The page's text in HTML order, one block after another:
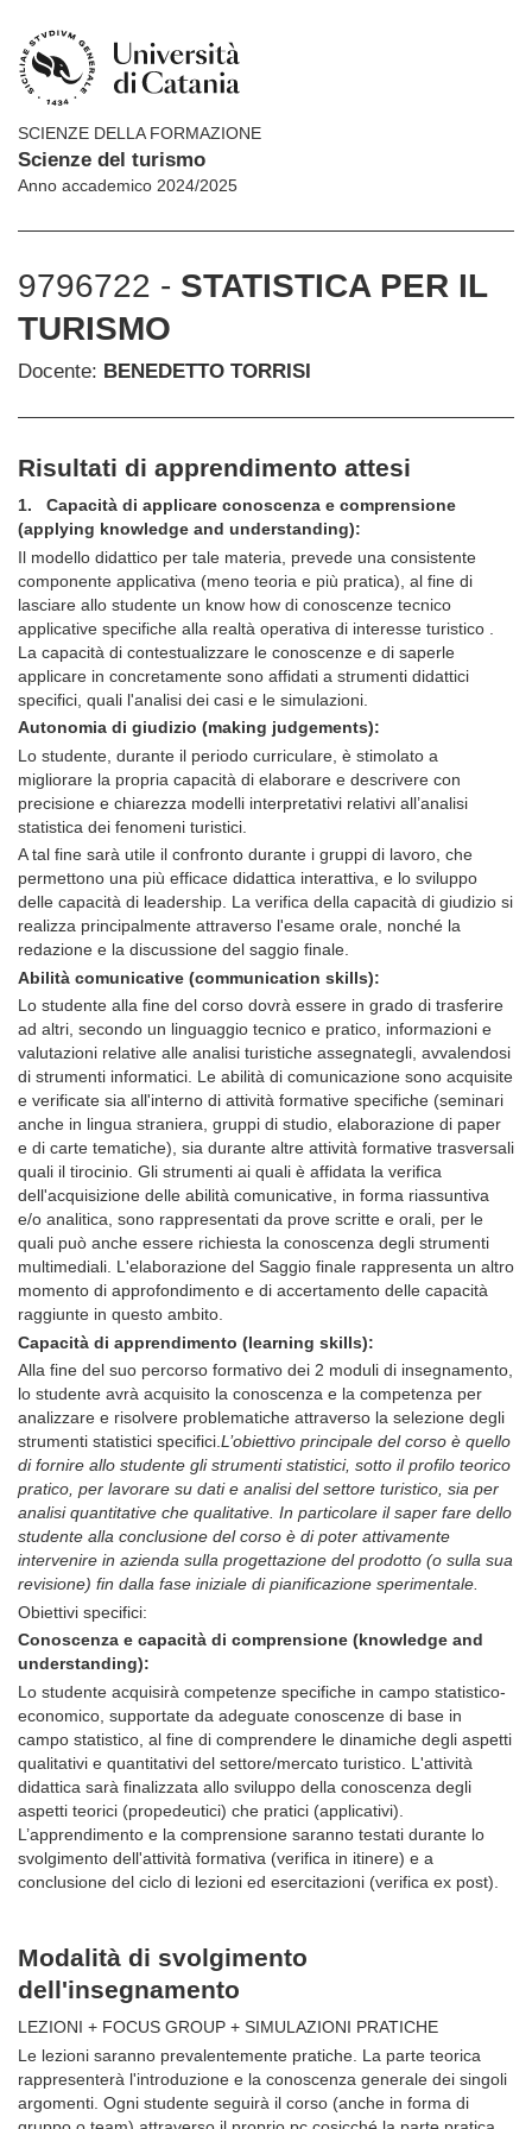
SCIENZE DELLA FORMAZIONE
Scienze del turismo
Anno accademico 2024/2025
9796722 - STATISTICA PER IL
TURISMO
Docente: BENEDETTO TORRISI
Risultati di apprendimento attesi
1. Capacità di applicare conoscenza e comprensione
(applying knowledge and understanding):
Il modello didattico per tale materia, prevede una consistente
componente applicativa (meno teoria e più pratica), al fine di
lasciare allo studente un know how di conoscenze tecnico
applicative specifiche alla realtà operativa di interesse turistico .
La capacità di contestualizzare le conoscenze e di saperle
applicare in concretamente sono affidati a strumenti didattici
specifici, quali l'analisi dei casi e le simulazioni.
Autonomia di giudizio (making judgements):
Lo studente, durante il periodo curriculare, è stimolato a
migliorare la propria capacità di elaborare e descrivere con
precisione e chiarezza modelli interpretativi relativi all’analisi
statistica dei fenomeni turistici.
A tal fine sarà utile il confronto durante i gruppi di lavoro, che
permettono una più efficace didattica interattiva, e lo sviluppo
delle capacità di leadership. La verifica della capacità di giudizio si
realizza principalmente attraverso l'esame orale, nonché la
redazione e la discussione del saggio finale.
Abilità comunicative (communication skills):
Lo studente alla fine del corso dovrà essere in grado di trasferire
ad altri, secondo un linguaggio tecnico e pratico, informazioni e
valutazioni relative alle analisi turistiche assegnategli, avvalendosi
di strumenti informatici. Le abilità di comunicazione sono acquisite
e verificate sia all'interno di attività formative specifiche (seminari
anche in lingua straniera, gruppi di studio, elaborazione di paper
e di carte tematiche), sia durante altre attività formative trasversali
quali il tirocinio. Gli strumenti ai quali è affidata la verifica
dell'acquisizione delle abilità comunicative, in forma riassuntiva
e/o analitica, sono rappresentati da prove scritte e orali, per le
quali può anche essere richiesta la conoscenza degli strumenti
multimediali. L'elaborazione del Saggio finale rappresenta un altro
momento di approfondimento e di accertamento delle capacità
raggiunte in questo ambito.
Capacità di apprendimento (learning skills):
Alla fine del suo percorso formativo dei 2 moduli di insegnamento,
lo studente avrà acquisito la conoscenza e la competenza per
analizzare e risolvere problematiche attraverso la selezione degli
strumenti statistici specifici. L’obiettivo principale del corso è quello
di fornire allo studente gli strumenti statistici, sotto il profilo teorico
pratico, per lavorare su dati e analisi del settore turistico, sia per
analisi quantitative che qualitative. In particolare il saper fare dello
studente alla conclusione del corso è di poter attivamente
intervenire in azienda sulla progettazione del prodotto (o sulla sua
revisione) fin dalla fase iniziale di pianificazione sperimentale.
Obiettivi specifici:
Conoscenza e capacità di comprensione (knowledge and
understanding):
Lo studente acquisirà competenze specifiche in campo statistico-
economico, supportate da adeguate conoscenze di base in
campo statistico, al fine di comprendere le dinamiche degli aspetti
qualitativi e quantitativi del settore/mercato turistico. L'attività
didattica sarà finalizzata allo sviluppo della conoscenza degli
aspetti teorici (propedeutici) che pratici (applicativi).
L’apprendimento e la comprensione saranno testati durante lo
svolgimento dell'attività formativa (verifica in itinere) e a
conclusione del ciclo di lezioni ed esercitazioni (verifica ex post).
Modalità di svolgimento
dell'insegnamento
LEZIONI + FOCUS GROUP + SIMULAZIONI PRATICHE
Le lezioni saranno prevalentemente pratiche. La parte teorica
rappresenterà l'introduzione e la conoscenza generale dei singoli
argomenti. Ogni studente seguirà il corso (anche in forma di